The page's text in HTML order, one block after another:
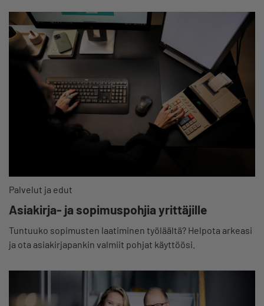
Palvelut ja edut
Asiakirja- ja sopimuspohjia yrittäjille
Tuntuuko sopimusten laatiminen työläältä? Helpota arkeasi
ja ota asiakirjapankin valmiit pohjat käyttöösi.